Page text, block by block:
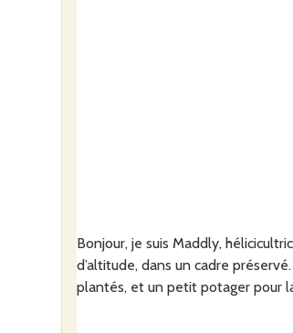
Bonjour, je suis Maddly,
d’altitude, dans un cadre
plantés, et un petit potager pour